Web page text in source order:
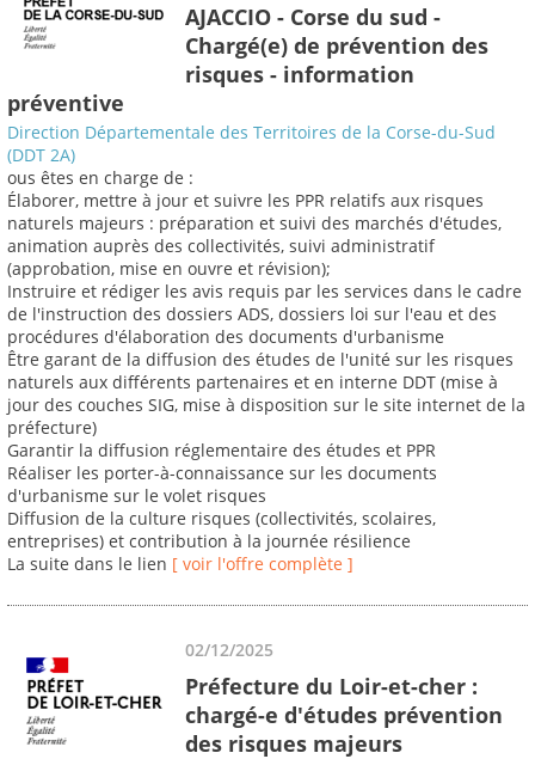
AJACCIO - Corse du sud -
Chargé(e) de prévention des
risques - information
préventive
Direction Départementale des Territoires de la Corse-du-Sud
(DDT 2A)
ous êtes en charge de :
Élaborer, mettre à jour et suivre les PPR relatifs aux risques
naturels majeurs : préparation et suivi des marchés d'études,
animation auprès des collectivités, suivi administratif
(approbation, mise en ouvre et révision);
Instruire et rédiger les avis requis par les services dans le cadre
de l'instruction des dossiers ADS, dossiers loi sur l'eau et des
procédures d'élaboration des documents d'urbanisme
Être garant de la diffusion des études de l'unité sur les risques
naturels aux différents partenaires et en interne DDT (mise à
jour des couches SIG, mise à disposition sur le site internet de la
préfecture)
Garantir la diffusion réglementaire des études et PPR
Réaliser les porter-à-connaissance sur les documents
d'urbanisme sur le volet risques
Diffusion de la culture risques (collectivités, scolaires,
entreprises) et contribution à la journée résilience
La suite dans le lien [ voir l'offre complète ]
02/12/2025
Préfecture du Loir-et-cher :
chargé-e d'études prévention
des risques majeurs